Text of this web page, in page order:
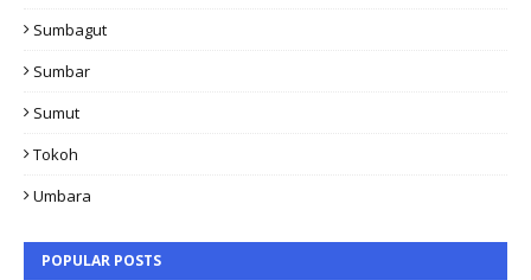
Sumbagut
Sumbar
Sumut
Tokoh
Umbara
POPULAR POSTS